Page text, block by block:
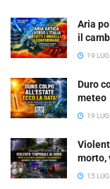
Aria
il
19
Duro
meteo
19
morto,
15